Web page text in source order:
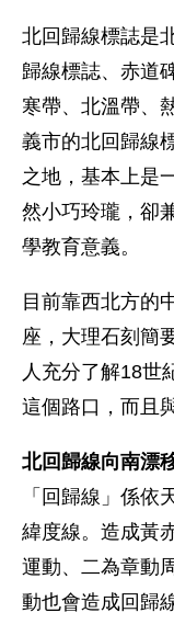
北回歸線標誌是
歸線標誌、赤道
寒帶、北溫帶、
義市的北回歸線
之地，基本上是
然小巧玲瓏，卻
學教育意義。
目前靠西北方的
座，大理石刻簡
人充分了解18世
這個路口，而且
北回歸線向南漂
「回歸線」係依
緯度線。造成黃
運動、二為章動
動也會造成回歸